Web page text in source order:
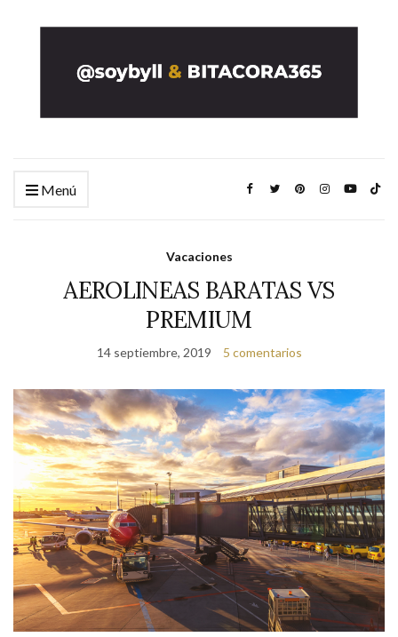
Menú
Vacaciones
AEROLINEAS BARATAS VS
PREMIUM
14 septiembre, 2019 5 comentarios